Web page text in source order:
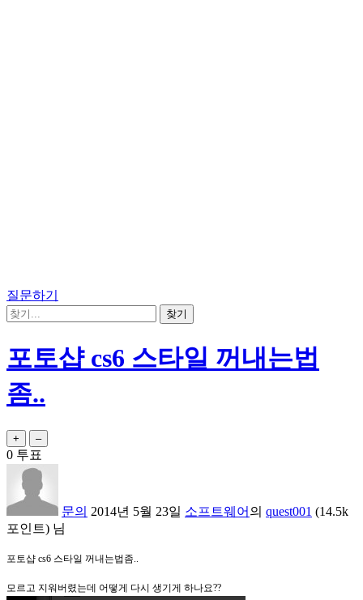
질문하기
포토샵 cs6 스타일 꺼내는법
좀..
0 투표
문의 2014년 5월 23일 소프트웨어 의 quest001 (14.5k
포인트) 님
포토샵 cs6 스타일 꺼내는법좀..
모르고 지워버렸는데 어떻게 다시 생기게 하나요??